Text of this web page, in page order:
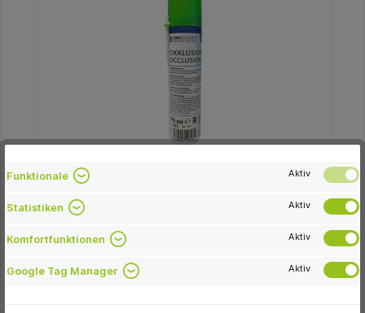
Occlusions-Spray Spraydose 75 ml grün
Funktionale Aktiv
Statistiken Aktiv
Komfortfunktionen Aktiv
Google Tag Manager Aktiv